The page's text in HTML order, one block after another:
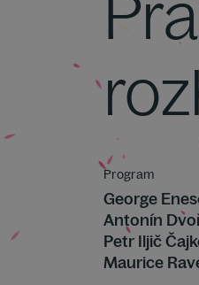
Program
George
Antonín
Petr Iljič
Maurice